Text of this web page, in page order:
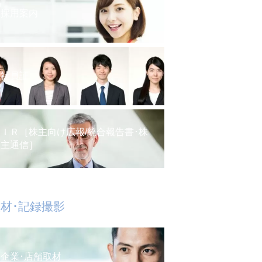
社員証
ＩＲ［株主向け広報/統合報告書･株
主通信］
･記録撮影
企業･店舗取材